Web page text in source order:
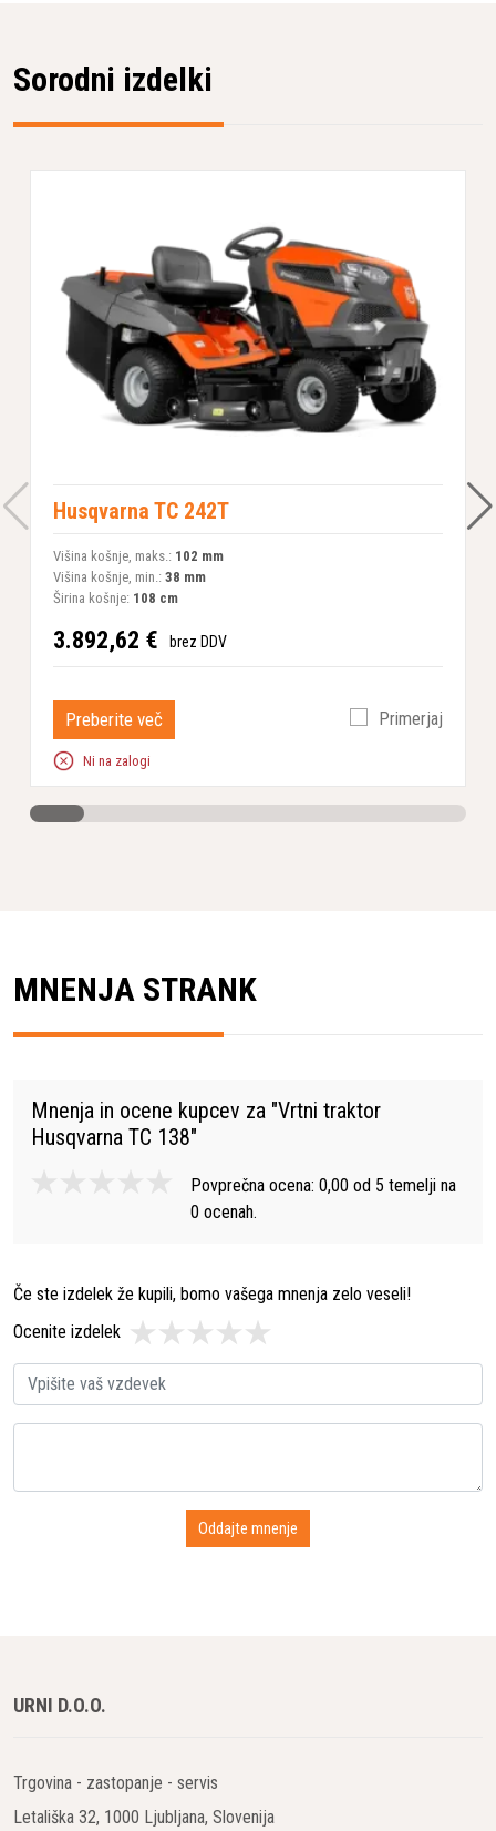
Sorodni izdelki
Husqvarna TC 242T
Višina košnje, maks.: 102 mm
Višina košnje, min.: 38 mm
Širina košnje: 108 cm
3.892,62 € brez DDV
Preberite več Primerjaj
Ni na zalogi
MNENJA STRANK
Mnenja in ocene kupcev za "Vrtni traktor
Husqvarna TC 138"
Povprečna ocena: 0,00 od 5 temelji na
0 ocenah.
Če ste izdelek že kupili, bomo vašega mnenja zelo veseli!
Ocenite izdelek
URNI D.O.O.
Trgovina - zastopanje - servis
Letališka 32, 1000 Ljubljana, Slovenija